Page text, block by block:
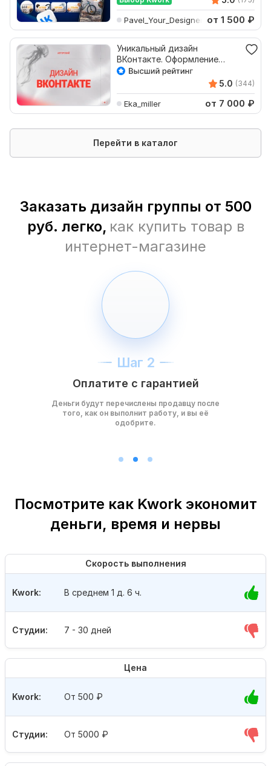
Pavel_Your_Designer от 1 500 ₽
Уникальный дизайн
ВКонтакте. Оформление
группы ВК, обложка ВК
5.0 (344)
Eka_miller от 7 000 ₽
Перейти в каталог
Заказать дизайн группы от 500
руб. легко, как купить товар в
интернет-магазине
Шаг 2
Оплатите с гарантией
Деньги будут перечислены продавцу после
того, как он выполнит работу, и вы её
одобрите.
Посмотрите как Kwork экономит
деньги, время и нервы
Скорость выполнения
Студии: 7 - 30 дней
Kwork: В среднем 1 д. 6 ч.
Цена
Студии: От 5000 ₽
Kwork: От 500 ₽